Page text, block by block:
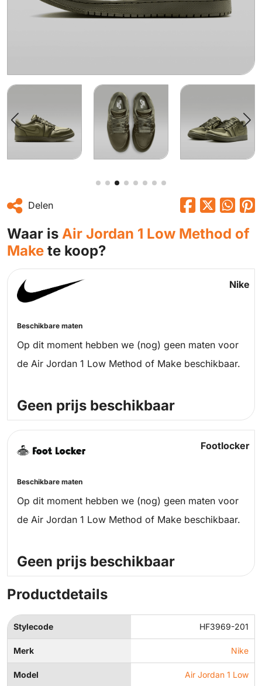
Delen
Waar is Air Jordan 1 Low Method of
Make te koop?
Nike
Beschikbare maten
Op dit moment hebben we (nog) geen maten voor
de Air Jordan 1 Low Method of Make beschikbaar.
Geen prijs beschikbaar
Footlocker
Beschikbare maten
Op dit moment hebben we (nog) geen maten voor
de Air Jordan 1 Low Method of Make beschikbaar.
Geen prijs beschikbaar
Productdetails
Stylecode HF3969-201
Merk Nike
Model Air Jordan 1 Low